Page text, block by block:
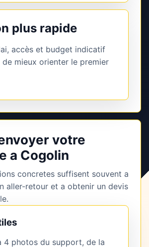
plus rapide
accès et budget indicatif
mieux orienter le premier
votre
a Cogolin
concretes suffisent souvent a
aller-retour et a obtenir un devis
4 photos du support, de la